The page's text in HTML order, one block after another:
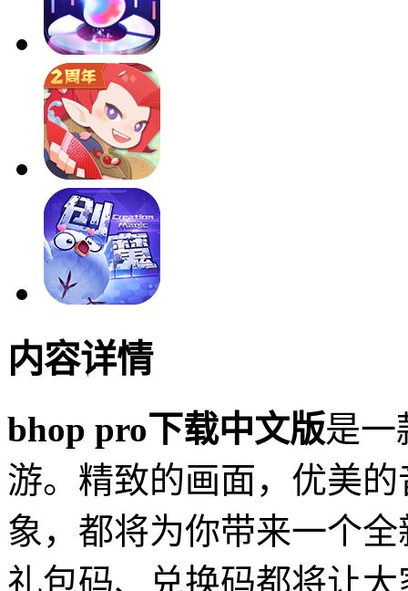
内容详情
bhop pro下载中文版是一
游。精致的画面，优美
象，都将为你带来一个
礼包码、兑换码都将让